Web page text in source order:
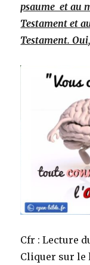
psaume et au
Testament et
Testament.
Cfr : Lecture
Cliquer sur le